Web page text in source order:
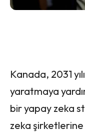
Kanada, 2031
yaratmaya
bir yapay zeka
zeka şirketlerine